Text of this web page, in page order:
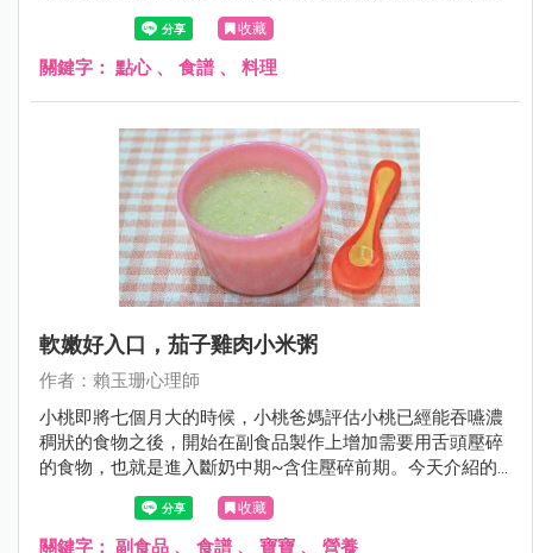
收藏
關鍵字： 點心、 食譜 、 料理
軟嫩好入口，茄子雞肉小米粥
作者：賴玉珊心理師
小桃即將七個月大的時候，小桃爸媽評估小桃已經能吞嚥濃
稠狀的食物之後，開始在副食品製作上增加需要用舌頭壓碎
的食物，也就是進入斷奶中期~含住壓碎前期。今天介紹的
茄子雞肉小米粥， 就是在斷奶中期~含住壓碎前期的推薦食
收藏
關鍵字： 副食品 、 食譜 、 寶寶 、 營養